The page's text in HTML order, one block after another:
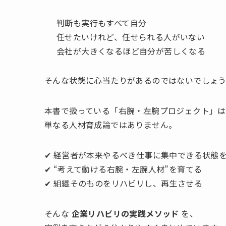
判断も実行もすべて自分
任せたいけれど、任せられる人がいない
会社が大きくなるほど自分が苦しくなる
そんな状態に心当たりがあるのではないでしょう
本書で扱っている「右腕・左腕プロジェクト」は
単なる人材育成論ではありません。
✔ 経営者が本来やるべき仕事に集中できる状態
✔ “考えて動ける右腕・左腕人材”を育てる
✔ 組織そのものをリハビリし、再生させる
そんな 企業リハビリの実践メソッド を、